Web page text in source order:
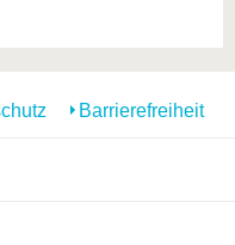
Barrierefreiheit